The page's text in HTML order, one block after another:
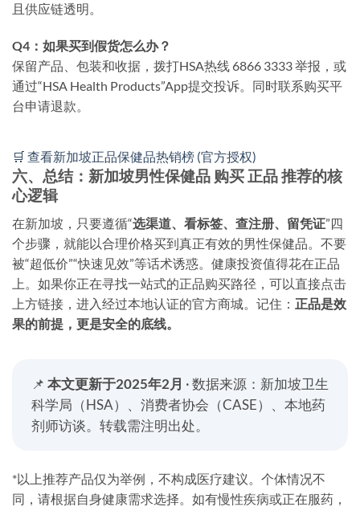
且供应链透明。
Q4：如果买到假货怎么办？
保留产品、包装和收据，拨打HSA热线 6866 3333 举报，或
通过“HSA Health Products”App提交投诉。同时联系购买平
台申请退款。
🛒 查看新加坡正品保健品热销榜 (官方授权)
六、总结：新加坡男性保健品 购买 正品 推荐的核
心逻辑
在新加坡，只要遵循“选渠道、看标签、查注册、留凭证”四
个步骤，就能以合理价格买到真正有效的男性保健品。不要
被“超低价”“快速见效”等话术诱惑。健康投资值得花在正品
上。如果你正在寻找一站式的正品购买路径，可以直接点击
上方链接，进入经过本地认证的官方商城。记住： 正品是效
果的前提，更是安全的底线。
📌 本文更新于2025年2月 · 数据来源：新加坡卫生
科学局（HSA）、消费者协会（CASE）、本地药
剂师访谈。转载需注明出处。
*以上推荐产品仅为举例，不构成医疗建议。个体情况不
同，请根据自身健康需求选择。如有慢性疾病或正在服药，